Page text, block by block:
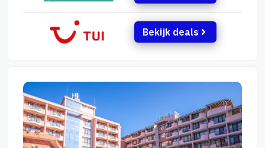
Bekijk deals